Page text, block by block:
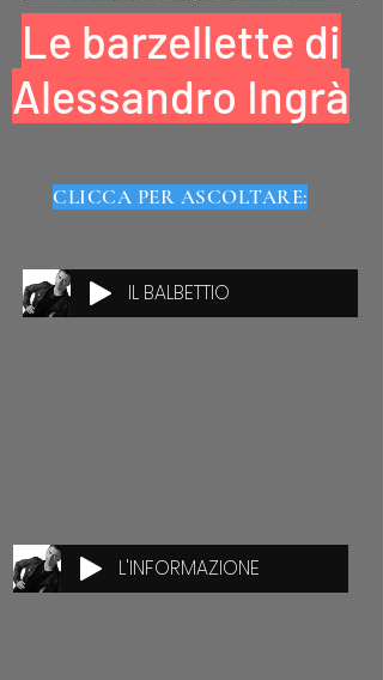
Le barzellette di
Alessandro Ingrà
CLICCA PER ASCOLTARE:
IL BALBETTIO
L'INFORMAZIONE